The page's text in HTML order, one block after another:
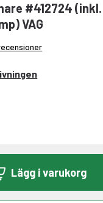
#412724 (inkl.
VAG
Lägg i varukorg